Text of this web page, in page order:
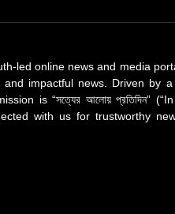
led online news and media
and impactful news. Driven by
is “সত্যের আলোয় প্রতিদিন”
with us for trustworthy